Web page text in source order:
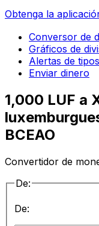
Obtenga la
Conversor de
Gráficos de
Alertas de tipos
Enviar dinero
1,000 LUF a
BCEAO
Convertidor de
De:
De: